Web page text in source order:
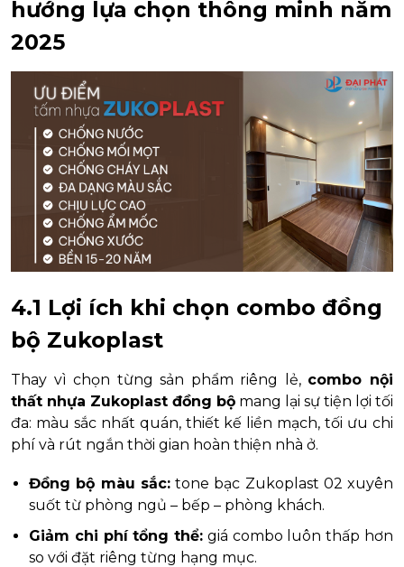
hướng lựa chọn thông minh năm
2025
4.1 Lợi ích khi chọn combo đồng
bộ Zukoplast
Thay vì chọn từng sản phẩm riêng lẻ, combo nội
thất nhựa Zukoplast đồng bộ mang lại sự tiện lợi tối
đa: màu sắc nhất quán, thiết kế liền mạch, tối ưu chi
phí và rút ngắn thời gian hoàn thiện nhà ở.
Đồng bộ màu sắc:tone bạc Zukoplast 02 xuyên
suốt từ phòng ngủ – bếp – phòng khách.
Giảm chi phí tổng thể: giá combo luôn thấp hơn
so với đặt riêng từng hạng mục.